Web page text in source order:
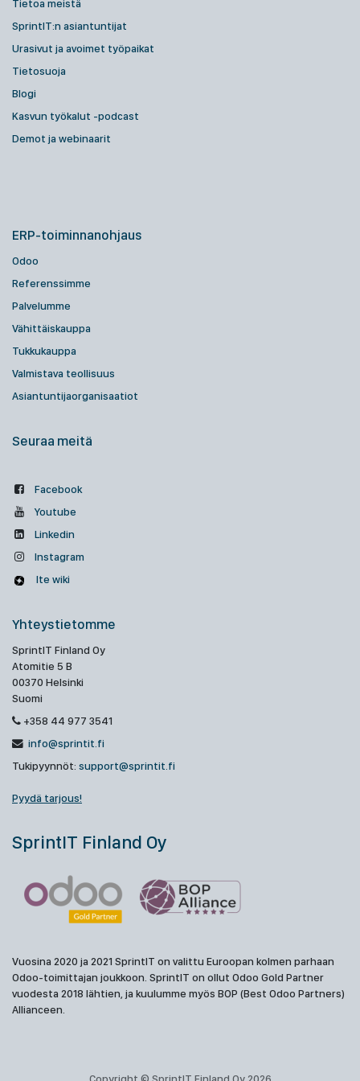
Tietoa meistä
SprintIT:n asiantuntijat
Urasivut ja avoimet työpaikat
Tietosuoja
Blogi
Kasvun työkalut -podcast
Demot ja webinaarit
ERP-toiminnanohjaus
Odoo
Referenssimme
Palvelumme
Vähittäiskauppa
Tukkukauppa
Valmistava teollisuus
Asiantuntijaorganisaatiot
Seuraa meitä
Facebook
Youtube
Linkedin
Instagram
Ite wiki
Yhteystietomme
SprintIT Finland Oy
Atomitie 5 B
00370 Helsinki
Suomi
+358 44 977 3541
info@sprintit.fi
Tukipyynnöt: support@sprintit.fi
Pyydä tarjous!
SprintIT Finland Oy
Vuosina 2020 ja 2021 SprintIT on valittu Euroopan kolmen parhaan
Odoo-toimittajan joukkoon. SprintIT on ollut Odoo Gold Partner
vuodesta 2018 lähtien, ja kuulumme myös BOP (Best Odoo Partners)
Allianceen.
Copyright © SprintIT Finland Oy 2026